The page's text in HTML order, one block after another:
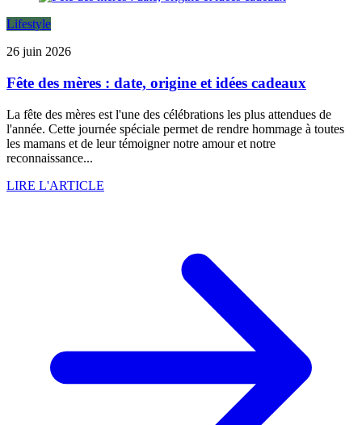
Lifestyle
26 juin 2026
Fête des mères : date, origine et idées cadeaux
La fête des mères est l'une des célébrations les plus attendues de
l'année. Cette journée spéciale permet de rendre hommage à toutes
les mamans et de leur témoigner notre amour et notre
reconnaissance...
LIRE L'ARTICLE